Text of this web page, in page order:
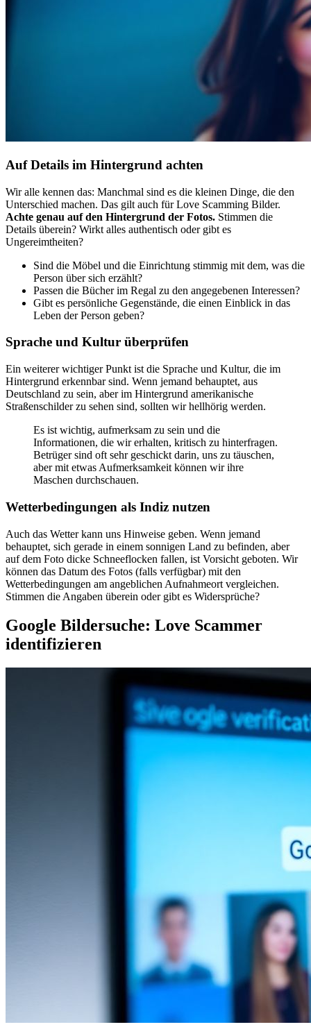
Auf Details im Hintergrund achten
Wir alle kennen das: Manchmal sind es die kleinen Dinge, die den
Unterschied machen. Das gilt auch für Love Scamming Bilder.
Achte genau auf den Hintergrund der Fotos. Stimmen die
Details überein? Wirkt alles authentisch oder gibt es
Ungereimtheiten?
Sind die Möbel und die Einrichtung stimmig mit dem, was die
Person über sich erzählt?
Passen die Bücher im Regal zu den angegebenen Interessen?
Gibt es persönliche Gegenstände, die einen Einblick in das
Leben der Person geben?
Sprache und Kultur überprüfen
Ein weiterer wichtiger Punkt ist die Sprache und Kultur, die im
Hintergrund erkennbar sind. Wenn jemand behauptet, aus
Deutschland zu sein, aber im Hintergrund amerikanische
Straßenschilder zu sehen sind, sollten wir hellhörig werden.
Es ist wichtig, aufmerksam zu sein und die
Informationen, die wir erhalten, kritisch zu hinterfragen.
Betrüger sind oft sehr geschickt darin, uns zu täuschen,
aber mit etwas Aufmerksamkeit können wir ihre
Maschen durchschauen.
Wetterbedingungen als Indiz nutzen
Auch das Wetter kann uns Hinweise geben. Wenn jemand
behauptet, sich gerade in einem sonnigen Land zu befinden, aber
auf dem Foto dicke Schneeflocken fallen, ist Vorsicht geboten. Wir
können das Datum des Fotos (falls verfügbar) mit den
Wetterbedingungen am angeblichen Aufnahmeort vergleichen.
Stimmen die Angaben überein oder gibt es Widersprüche?
Google Bildersuche: Love Scammer
identifizieren